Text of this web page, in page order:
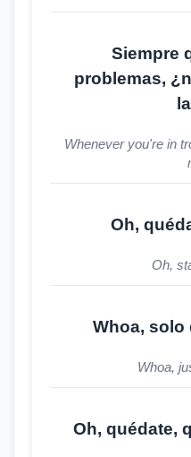
Siempre
problemas,
Whenever you're in
Oh,
Oh,
Whoa, solo
Whoa,
Oh, quédate,